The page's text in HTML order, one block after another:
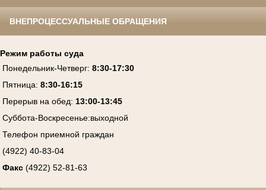
ВНЕПРОЦЕССУАЛЬНЫЕ ОБРАЩЕНИЯ
Режим работы суда
Понедельник-Четверг: 8:30-17:30
Пятница: 8:30-16:15
Перерыв на обед: 13:00-13:45
Суббота-Воскресенье:выходной
Телефон приемной граждан
(4922) 40-83-04
Факс (4922) 52-81-63